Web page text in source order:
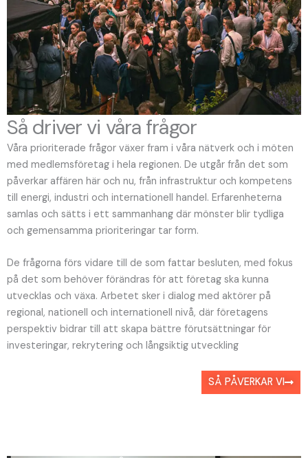
Så driver vi våra frågor
Våra prioriterade frågor växer fram i våra nätverk och i möten
med medlemsföretag i hela regionen. De utgår från det som
påverkar affären här och nu, från infrastruktur och kompetens
till energi, industri och internationell handel. Erfarenheterna
samlas och sätts i ett sammanhang där mönster blir tydliga
och gemensamma prioriteringar tar form.
De frågorna förs vidare till de som fattar besluten, med fokus
på det som behöver förändras för att företag ska kunna
utvecklas och växa. Arbetet sker i dialog med aktörer på
regional, nationell och internationell nivå, där företagens
perspektiv bidrar till att skapa bättre förutsättningar för
investeringar, rekrytering och långsiktig utveckling
SÅ PÅVERKAR VI